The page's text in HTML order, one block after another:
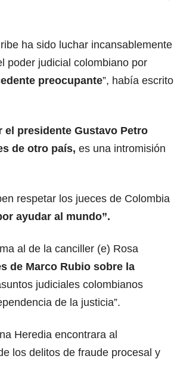
ha sido luchar incansablemente
poder judicial colombiano por
preocupante”, había escrito
el presidente Gustavo Petro
de otro país, es una intromisión
respetar los jueces de Colombia
ayudar al mundo”.
al de la canciller (e) Rosa
de Marco Rubio sobre la
judiciales colombianos
de la justicia”.
Heredia encontrara al
los delitos de fraude procesal y